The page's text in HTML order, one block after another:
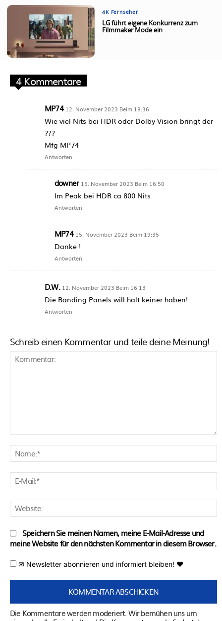
4K Fernseher
LG führt eigene Konkurrenz zum
Filmmaker Mode ein
4 Kommentare
MP74 12. November 2023 Beim 18:36
Wie viel Nits bei HDR oder Dolby Vision bringt der
???
Mfg MP74
Antworten
downer 15. November 2023 Beim 16:50
Im Peak bei HDR ca 800 Nits
Antworten
MP74 15. November 2023 Beim 19:35
Danke !
Antworten
D.W. 12. November 2023 Beim 16:13
Die Banding Panels will halt keiner haben!
Antworten
Schreib einen Kommentar und teile deine Meinung!
Speichern Sie meinen Namen, meine E-Mail-Adresse und
meine Website für den nächsten Kommentar in diesem Browser.
✉ Newsletter abonnieren und informiert bleiben! ♥
Die Kommentare werden moderiert. Wir bemühen uns um